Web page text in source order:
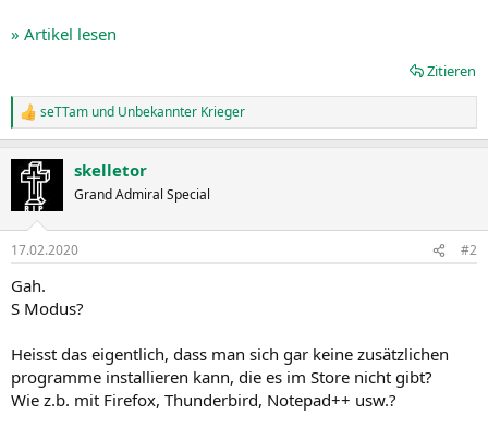
» Artikel lesen
Zitieren
R
e
k
t
e
:
seTTam und Unbekannter Krieger
skelletor
Grand Admiral Special
17.02.2020 #2
Gah.
S Modus?
Heisst das eigentlich, dass man sich gar keine zusätzlichen
programme installieren kann, die es im Store nicht gibt?
Wie z.b. mit Firefox, Thunderbird, Notepad++ usw.?